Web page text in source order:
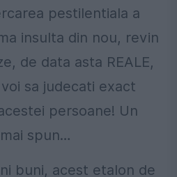
pestilentiala a
insulta din nou, revin
de data asta REALE,
sa judecati exact
persoane! Un
spun…
buni, acest etalon de